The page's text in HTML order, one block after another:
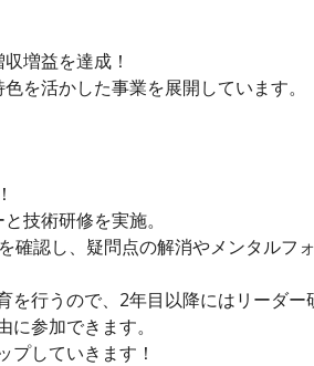
増益を達成！
を活かした事業を展開しています。
技術研修を実施。
認し、疑問点の解消やメンタルフォ
行うので、2年目以降にはリーダー
参加できます。
プしていきます！